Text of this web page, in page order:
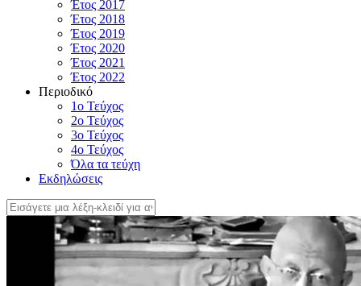
Έτος 2017
Έτος 2018
Έτος 2019
Έτος 2020
Έτος 2021
Έτος 2022
Περιοδικό
1ο Τεύχος
2ο Τεύχος
3ο Τεύχος
4o Τεύχος
Όλα τα τεύχη
Εκδηλώσεις